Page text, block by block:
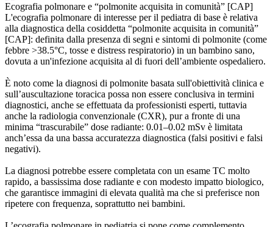
Ecografia polmonare e “polmonite acquisita in comunità” [CAP]
L'ecografia polmonare di interesse per il pediatra di base è relativa
alla diagnostica della cosiddetta “polmonite acquisita in comunità”
[CAP]: definita dalla presenza di segni e sintomi di polmonite (come
febbre >38.5°C, tosse e distress respiratorio) in un bambino sano,
dovuta a un'infezione acquisita al di fuori dell’ambiente ospedaliero.
È noto come la diagnosi di polmonite basata sull'obiettività clinica e
sull’auscultazione toracica possa non essere conclusiva in termini
diagnostici, anche se effettuata da professionisti esperti, tuttavia
anche la radiologia convenzionale (CXR), pur a fronte di una
minima “trascurabile” dose radiante: 0.01–0.02 mSv è limitata
anch’essa da una bassa accuratezza diagnostica (falsi positivi e falsi
negativi).
La diagnosi potrebbe essere completata con un esame TC molto
rapido, a bassissima dose radiante e con modesto impatto biologico,
che garantisce immagini di elevata qualità ma che si preferisce non
ripetere con frequenza, soprattutto nei bambini.